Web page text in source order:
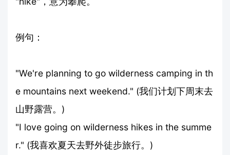
例句：
"We're planning to go wilderness camping in th
e mountains next weekend." (我们计划下周末去
山野露营。)
"I love going on wilderness hikes in the summe
r." (我喜欢夏天去野外徒步旅行。)